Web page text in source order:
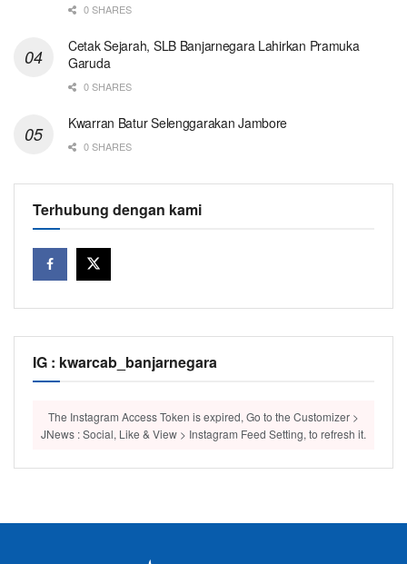
0 SHARES
Cetak Sejarah, SLB Banjarnegara Lahirkan Pramuka
Garuda
0 SHARES
Kwarran Batur Selenggarakan Jambore
0 SHARES
Terhubung dengan kami
IG : kwarcab_banjarnegara
The Instagram Access Token is expired, Go to the Customizer >
JNews : Social, Like & View > Instagram Feed Setting, to refresh it.